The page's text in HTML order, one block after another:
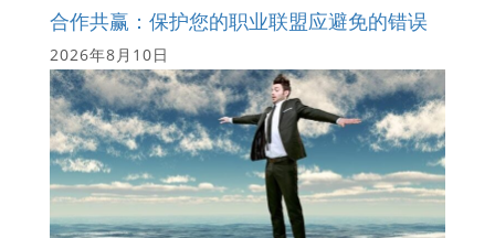
合作共赢：保护您的职业联盟应避免的错误
2026年8月10日